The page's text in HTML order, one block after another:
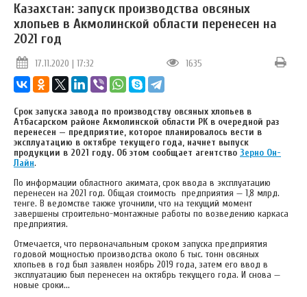
Казахстан: запуск производства овсяных
хлопьев в Акмолинской области перенесен на
2021 год
17.11.2020 | 17:32 1635
Срок запуска завода по производству овсяных хлопьев в
Атбасарском районе Акмолинской области РК в очередной раз
перенесен — предприятие, которое планировалось вести в
эксплуатацию в октябре текущего года, начнет выпуск
продукции в 2021 году. Об этом сообщает агентство Зерно Он-
Лайн.
По информации областного акимата, срок ввода в эксплуатацию
перенесен на 2021 год. Общая стоимость предприятия — 1,8 млрд.
тенге. В ведомстве также уточнили, что на текущий момент
завершены строительно-монтажные работы по возведению каркаса
предприятия.
Отмечается, что первоначальным сроком запуска предприятия
годовой мощностью производства около 6 тыс. тонн овсяных
хлопьев в год был заявлен ноябрь 2019 года, затем его ввод в
эксплуатацию был перенесен на октябрь текущего года. И снова —
новые сроки...